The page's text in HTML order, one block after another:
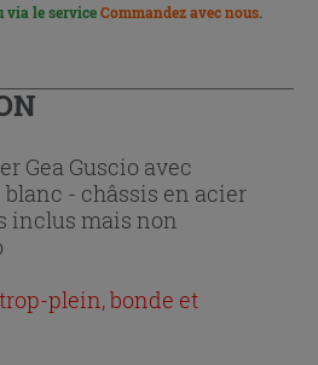
via le serviceCommandez avec nous.
Gea Guscio avec
blanc - châssis en acier
inclus mais non
plein, bonde et